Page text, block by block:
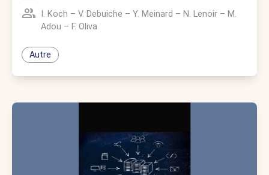
I. Koch – V. Debuiche – Y. Meinard – N. Lenoir – M.
Adou – F. Oliva
Autre